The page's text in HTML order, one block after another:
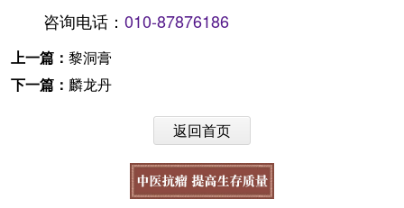
咨询电话： 010-87876186
上一篇： 黎洞膏
下一篇： 麟龙丹
返回首页